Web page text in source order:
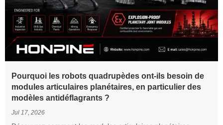
Pourquoi les robots quadrupèdes ont-ils besoin de
modules articulaires planétaires, en particulier des
modèles antidéflagrants ?
Jul 17, 2026